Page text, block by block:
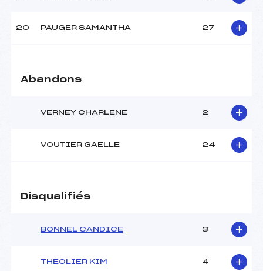
20 PAUGER SAMANTHA 27
Abandons
VERNEY CHARLENE 2
VOUTIER GAELLE 24
Disqualifiés
BONNEL CANDICE 3
THEOLIER KIM 4